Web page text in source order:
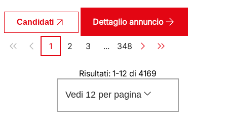
Candidati Dettaglio annuncio
Paginazione
Pagina
1 Pagina
2 Pagina
3 ... Pagina
348
Risultati: 1-12 di 4169
Vedi 12 per pagina